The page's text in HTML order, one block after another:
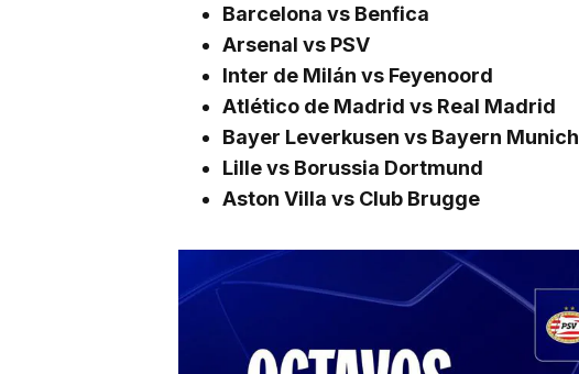
Barcelona vs Benfica
Arsenal vs PSV
Inter de Milán vs Feyenoord
Atlético de Madrid vs Real Madrid
Bayer Leverkusen vs Bayern Munich
Lille vs Borussia Dortmund
Aston Villa vs Club Brugge